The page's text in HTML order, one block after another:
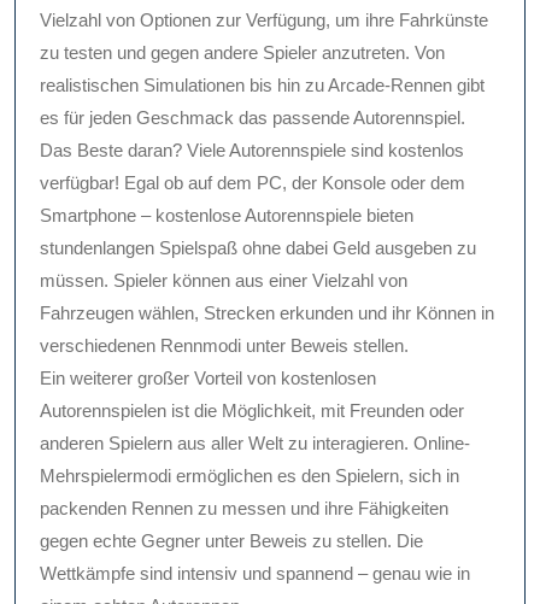
Vielzahl von Optionen zur Verfügung, um ihre Fahrkünste
zu testen und gegen andere Spieler anzutreten. Von
realistischen Simulationen bis hin zu Arcade-Rennen gibt
es für jeden Geschmack das passende Autorennspiel.
Das Beste daran? Viele Autorennspiele sind kostenlos
verfügbar! Egal ob auf dem PC, der Konsole oder dem
Smartphone – kostenlose Autorennspiele bieten
stundenlangen Spielspaß ohne dabei Geld ausgeben zu
müssen. Spieler können aus einer Vielzahl von
Fahrzeugen wählen, Strecken erkunden und ihr Können in
verschiedenen Rennmodi unter Beweis stellen.
Ein weiterer großer Vorteil von kostenlosen
Autorennspielen ist die Möglichkeit, mit Freunden oder
anderen Spielern aus aller Welt zu interagieren. Online-
Mehrspielermodi ermöglichen es den Spielern, sich in
packenden Rennen zu messen und ihre Fähigkeiten
gegen echte Gegner unter Beweis zu stellen. Die
Wettkämpfe sind intensiv und spannend – genau wie in